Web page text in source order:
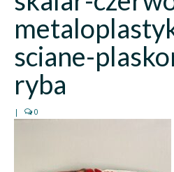
Kim jesteśmy?
Kontakt
Deutsch
sciane-
ryba
| 0